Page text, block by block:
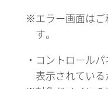
※エラー画面はご
す。
・コントロール
表示されている